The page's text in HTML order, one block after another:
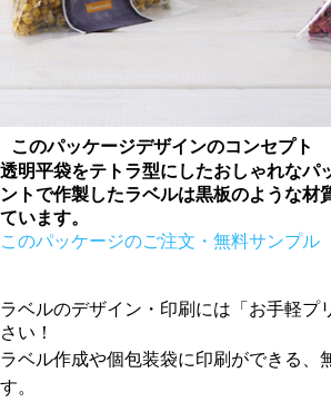
このパッケージデザインのコンセプト
透明平袋をテトラ型にしたおしゃれなパ
ントで作製したラベルは黒板のような材
ています。
このパッケージのご注文・無料サンプル
ラベルのデザイン・印刷には「お手軽プ
さい！
ラベル作成や個包装袋に印刷ができる、
す。